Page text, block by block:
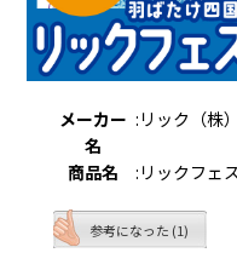
メーカー
名
: リック（株）
商品名 : リックフェ
参考になった (1)